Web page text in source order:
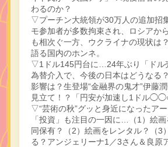
わるのか？
▽プーチン大統領が30万人の追加招
モ参加者が多数拘束され、ロシアか
も相次ぐ一方、ウクライナの現状は
語る国内のホンネ。
▽1ドル145円台に…24年ぶり「ドル
為替介入で、今後の日本はどうなる
影響は？生登場“金融界の鬼才”伊藤
見立て！？「円安が加速し1ドル
▽“芸術の秋”グッと身近になったアー
「投資」も注目の一因に…（1）絵
同保有？（2）絵画をレンタル？（3
る？アンジェリーナ1／3さん＆良原